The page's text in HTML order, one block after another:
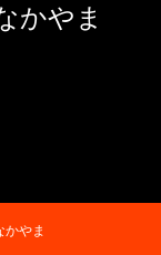
かやま
かやま